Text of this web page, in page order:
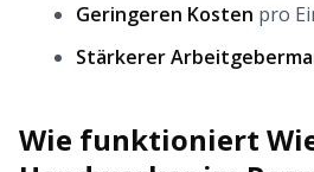
Geringeren Kosten pro
Stärkerer
Wie funktioniert